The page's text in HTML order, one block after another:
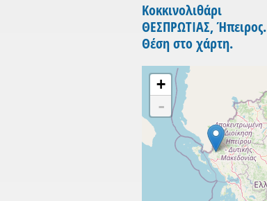
Κοκκινολιθάρι
ΘΕΣΠΡΩΤΙΑΣ, Ήπειρος.
Θέση στο χάρτη.
+
-